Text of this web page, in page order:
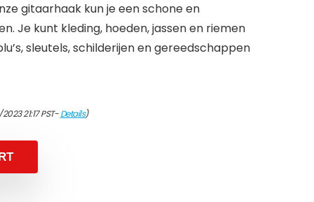
gitaarhaak kun je een schone en
Je kunt kleding, hoeden, jassen en riemen
sleutels, schilderijen en gereedschappen
21:17 PST-Details)